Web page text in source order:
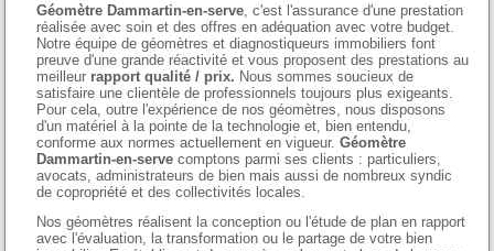
Géomètre Dammartin-en-serve , c'est l'assurance d'une prestation
réalisée avec soin et des offres en adéquation avec votre budget.
Notre équipe de géomètres et diagnostiqueurs immobiliers font
preuve d'une grande réactivité et vous proposent des prestations au
meilleur rapport qualité / prix. Nous sommes soucieux de
satisfaire une clientèle de professionnels toujours plus exigeants.
Pour cela, outre l'expérience de nos géomètres, nous disposons
d'un matériel à la pointe de la technologie et, bien entendu,
conforme aux normes actuellement en vigueur.Géomètre
Dammartin-en-serve comptons parmi ses clients : particuliers,
avocats, administrateurs de bien mais aussi de nombreux syndic
de copropriété et des collectivités locales.
Nos géomètres réalisent la conception ou l'étude de plan en rapport
avec l'évaluation, la transformation ou le partage de votre bien